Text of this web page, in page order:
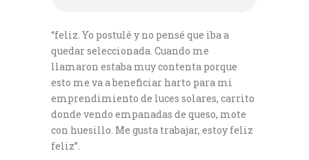
“feliz. Yo postulé y no pensé que iba a
quedar seleccionada. Cuando me
llamaron estaba muy contenta porque
esto me va a beneficiar harto para mi
emprendimiento de luces solares, carrito
donde vendo empanadas de queso, mote
con huesillo. Me gusta trabajar, estoy feliz
feliz”.